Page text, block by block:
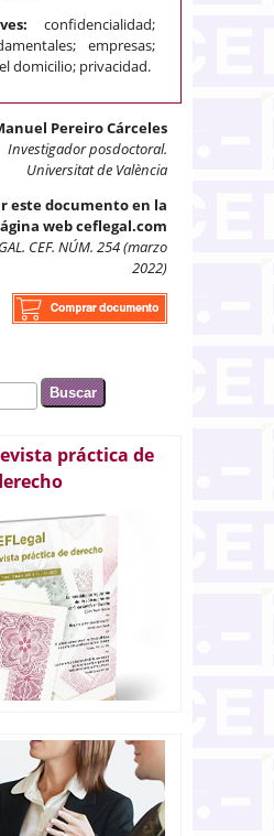
confidencialidad;
empresas;
domicilio; privacidad.
Pereiro Cárceles
Investigador posdoctoral.
Universitat de València
este documento en la
web ceflegal.com
CEF. NÚM. 254 (marzo
2022)
búsqueda
práctica de